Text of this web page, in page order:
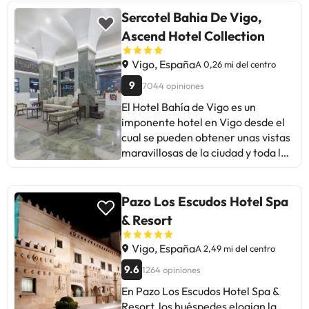
mencionan la falta de nevera en las
habitaciones y la atención en
recepción. A pesar de ello, la
mayoría elogia la amabilidad del
personal y la buena relación
calidad-precio. Ideal para quienes
buscan un hotel bien ubicado en el
centro, aunque puede mejorar en
detalles como el servicio de
desayuno y la accesibilidad para
Sercotel Bahia De Vigo,
Ascend Hotel Collection
Vigo, EspañaA 0,26 mi del centro
9 7044 opiniones
El Hotel Bahía de Vigo es un
imponente hotel en Vigo desde el
cual se pueden obtener unas vistas
maravillosas de la ciudad y toda la
con elegancia y sobriedad.
Además de todos los servicios
habituales, los clientes pueden
disfrutar de conexión Internet Wi-
Fi gratis, algo que hace de este
hotel en Vigo el lugar idóneo para
una estancia perfecta. Vigo
alberga numerosos edificios
Pazo Los Escudos Hotel Spa
& Resort
Vigo, EspañaA 2,49 mi del centro
9.6 1264 opiniones
En Pazo Los Escudos Hotel Spa &
Resort, los huéspedes elogian la